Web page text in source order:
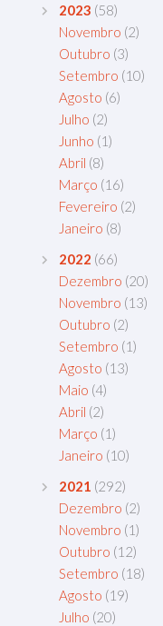
2023 (58)
Novembro (2)
Outubro (3)
Setembro (10)
Agosto (6)
Julho (2)
Junho (1)
Abril (8)
Março (16)
Fevereiro (2)
Janeiro (8)
2022 (66)
Dezembro (20)
Novembro (13)
Outubro (2)
Setembro (1)
Agosto (13)
Maio (4)
Abril (2)
Março (1)
Janeiro (10)
2021 (292)
Dezembro (2)
Novembro (1)
Outubro (12)
Setembro (18)
Agosto (19)
Julho (20)